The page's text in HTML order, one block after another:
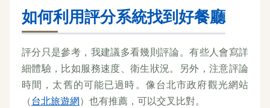
如何利用評分系統找到好餐廳
評分只是參考，我建議多看幾則評論。有些人會寫詳
細體驗，比如服務速度、衛生狀況。另外，注意評論
時間，太舊的可能已過時。像台北市政府觀光網站
（台北旅遊網）也有推薦，可以交叉比對。